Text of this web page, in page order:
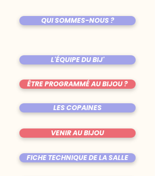
QUI SOMMES-NOUS ?
L'ÉQUIPE DU BIJ'
ÊTRE PROGRAMMÉ AU BIJOU ?
LES COPAINES
VENIR AU BIJOU
FICHE TECHNIQUE DE LA SALLE